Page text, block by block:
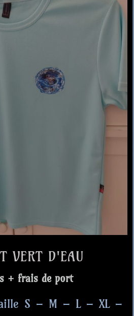
VERT D'EAU
+ frais de port
S – M – L – XL –